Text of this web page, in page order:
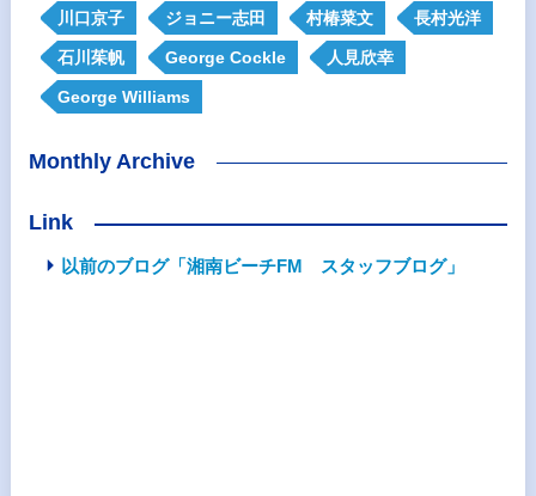
川口京子 ジョニー志田 村椿菜文 長村光洋
石川茱帆 George Cockle 人見欣幸
George Williams
Monthly Archive
Link
以前のブログ「湘南ビーチFM スタッフブログ」